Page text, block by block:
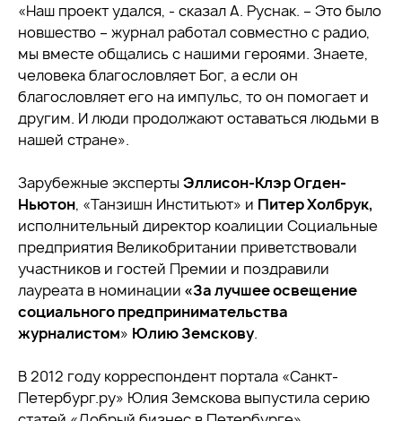
«Наш проект удался, - сказал А. Руснак. – Это было
новшество – журнал работал совместно с радио,
мы вместе общались с нашими героями. Знаете,
человека благословляет Бог, а если он
благословляет его на импульс, то он помогает и
другим. И люди продолжают оставаться людьми в
нашей стране».
Зарубежные эксперты Эллисон-Клэр Огден-
Ньютон, «Танзишн Инститьют» и Питер Холбрук,
исполнительный директор коалиции Социальные
предприятия Великобритании приветствовали
участников и гостей Премии и поздравили
лауреата в номинации «За лучшее освещение
социального предпринимательства
журналистом» Юлию Земскову.
В 2012 году корреспондент портала «Санкт-
Петербург.ру» Юлия Земскова выпустила серию